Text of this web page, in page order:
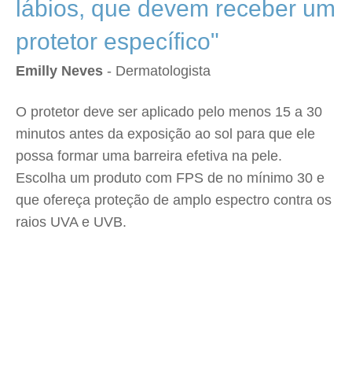
lábios, que devem receber um
protetor específico"
Emilly Neves - Dermatologista
O protetor deve ser aplicado pelo menos 15 a 30
minutos antes da exposição ao sol para que ele
possa formar uma barreira efetiva na pele.
Escolha um produto com FPS de no mínimo 30 e
que ofereça proteção de amplo espectro contra os
raios UVA e UVB.